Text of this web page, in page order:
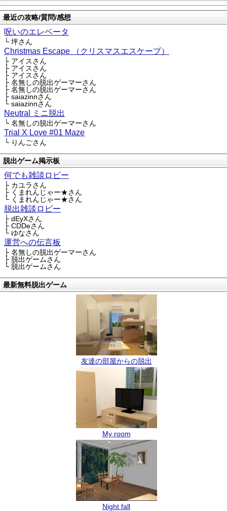
最近の攻略/質問/感想
呪いのエレベータ
└ 坪さん
Christmas Escape （クリスマスエスケープ）
├ アイスさん
├ アイスさん
├ アイスさん
├ 名無しの脱出ゲーマーさん
├ 名無しの脱出ゲーマーさん
├ saiazinnさん
└ saiazinnさん
Neutral ミニ脱出
└ 名無しの脱出ゲーマーさん
Trial X Love #01 Maze
└ りんごさん
脱出ゲーム掲示板
何でも雑談ロビー
├ カユラさん
├ くまれんじゃー★さん
└ くまれんじゃー★さん
脱出雑談ロビー
├ dEyXさん
├ CDDeさん
└ ゆなさん
運営への伝言板
├ 名無しの脱出ゲーマーさん
├ 脱出ゲームさん
└ 脱出ゲームさん
最新無料脱出ゲーム
友達の部屋からの脱出
My room
Night fall